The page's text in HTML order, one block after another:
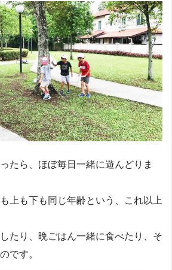
たら、ほぼ毎日一緒に遊んどりま
上も下も同じ年齢という、これ以上
たり、晩ごはん一緒に食べたり、そ
です。